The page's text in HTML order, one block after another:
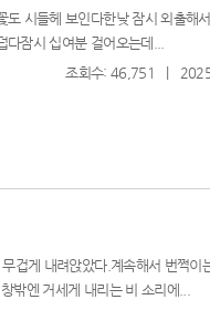
시들헤 보인다한낮 잠시 외출해
잠시 십여분 걸어오는데...
조회수: 46,751
겁게 내려앉았다.계속해서 번쩍이
밖엔 거세게 내리는 비 소리에...